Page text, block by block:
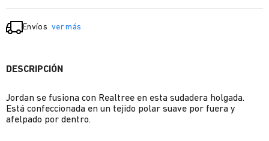
Envíos ver más
DESCRIPCIÓN
Jordan se fusiona con Realtree en esta sudadera holgada.
Está confeccionada en un tejido polar suave por fuera y
afelpado por dentro.